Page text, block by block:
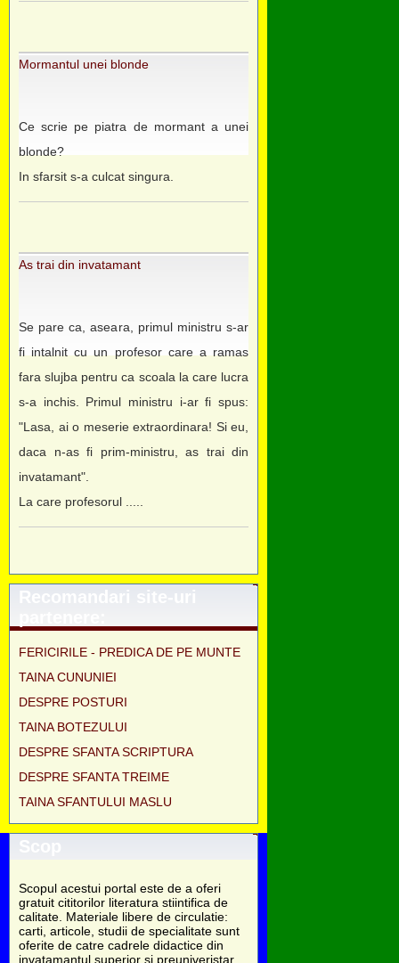
Mormantul unei blonde
Ce scrie pe piatra de mormant a unei
blonde?
In sfarsit s-a culcat singura.
As trai din invatamant
Se pare ca, aseara, primul ministru s-ar
fi intalnit cu un profesor care a ramas
fara slujba pentru ca scoala la care lucra
s-a inchis. Primul ministru i-ar fi spus:
"Lasa, ai o meserie extraordinara! Si eu,
daca n-as fi prim-ministru, as trai din
invatamant".
La care profesorul .....
Recomandari site-uri
FERICIRILE - PREDICA DE PE MUNTE
TAINA CUNUNIEI
DESPRE POSTURI
TAINA BOTEZULUI
DESPRE SFANTA SCRIPTURA
DESPRE SFANTA TREIME
TAINA SFANTULUI MASLU
Scop
Scopul acestui portal este de a oferi
gratuit cititorilor literatura stiintifica de
calitate. Materiale libere de circulatie:
carti, articole, studii de specialitate sunt
oferite de catre cadrele didactice din
invatamantul superior si preuniveristar,